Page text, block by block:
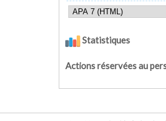
Statistiques
Actions réservées au